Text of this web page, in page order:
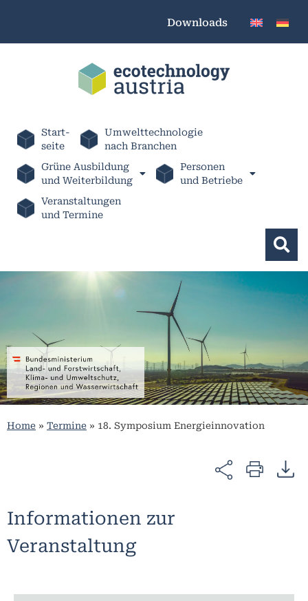
Downloads
Start-
seite
Umwelttechnologie
nach Branchen
Grüne Ausbildung
und Weiterbildung
Personen
und Betriebe
Veranstaltungen
und Termine
Home » Termine » 18. Symposium Energieinnovation
Informationen zur
Veranstaltung